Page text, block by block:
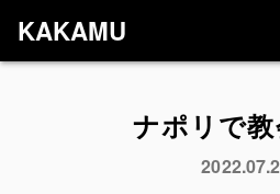
KAKAMU
ナポリで教